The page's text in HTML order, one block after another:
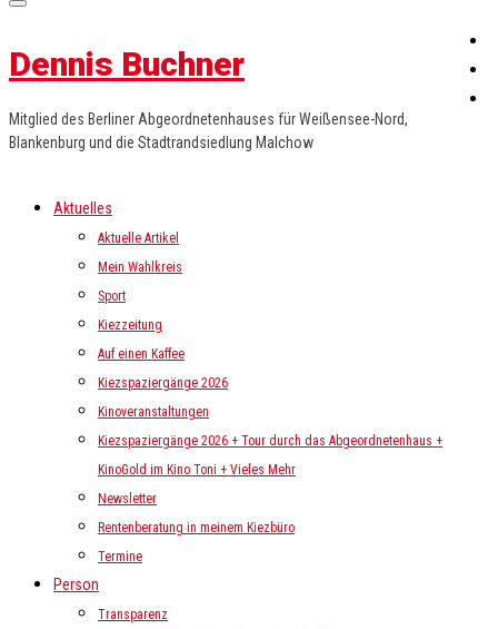
Dennis Buchner
Mitglied des Berliner Abgeordnetenhauses für Weißensee-Nord,
Blankenburg und die Stadtrandsiedlung Malchow
Aktuelles
Aktuelle Artikel
Mein Wahlkreis
Sport
Kiezzeitung
Auf einen Kaffee
Kiezspaziergänge 2026
Kinoveranstaltungen
Kiezspaziergänge 2026 + Tour durch das Abgeordnetenhaus +
KinoGold im Kino Toni + Vieles Mehr
Newsletter
Rentenberatung in meinem Kiezbüro
Termine
Person
Transparenz